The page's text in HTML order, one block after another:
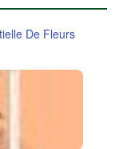
De Fleurs